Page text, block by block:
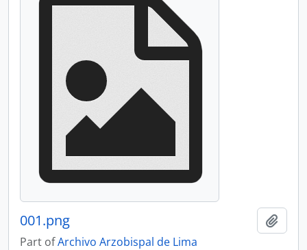
001.png
Part ofArchivo Arzobispal de Lima